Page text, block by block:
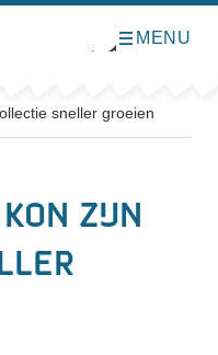
O
e
n
MENU
sneller groeien
zijn